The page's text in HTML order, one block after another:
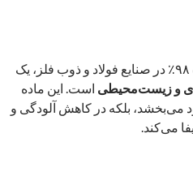
استفاده از زئولیت کلینوپتیلولیت ۹۸٪ در صنایع فولاد و ذوب فلز، یک
و زیست‌محیطی است. این ماده
می‌بخشد، بلکه در کاهش آلودگی و
می‌کند.